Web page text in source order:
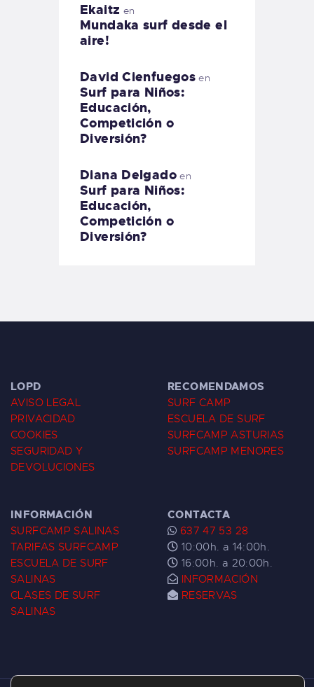
Ekaitz en
Mundaka surf desde el
aire!
David Cienfuegos en
Surf para Niños:
Educación,
Competición o
Diversión?
Diana Delgadoen
Surf para Niños:
Educación,
Competición o
Diversión?
LOPD
AVISO LEGAL
PRIVACIDAD
COOKIES
SEGURIDAD Y
DEVOLUCIONES
RECOMENDAMOS
SURF CAMP
ESCUELA DE SURF
SURFCAMP ASTURIAS
SURFCAMP MENORES
INFORMACIÓN
SURFCAMP SALINAS
TARIFAS SURFCAMP
ESCUELA DE SURF
SALINAS
CLASES DE SURF
SALINAS
CONTACTA
637 47 53 28
10:00h. a 14:00h.
16:00h. a 20:00h.
INFORMACIÓN
RESERVAS